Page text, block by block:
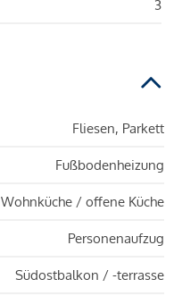
3
Fliesen, Parkett
Fußbodenheizung
Wohnküche / offene Küche
Personenaufzug
Südostbalkon / -terrasse